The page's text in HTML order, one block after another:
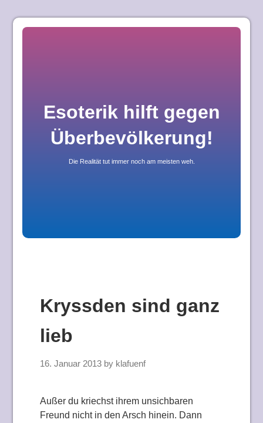
Skip
Esoterik hilft gegen
Überbevölkerung!
Die Realität tut immer noch am meisten weh.
Kryssden sind ganz
lieb
16. Januar 2013 by klafuenf
Außer du kriechst ihrem unsichbaren
Freund nicht in den Arsch hinein. Dann